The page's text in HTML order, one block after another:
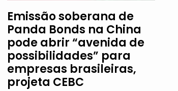
Emissão soberana de
Panda Bonds na China
pode abrir “avenida de
possibilidades” para
empresas brasileiras,
projeta CEBC